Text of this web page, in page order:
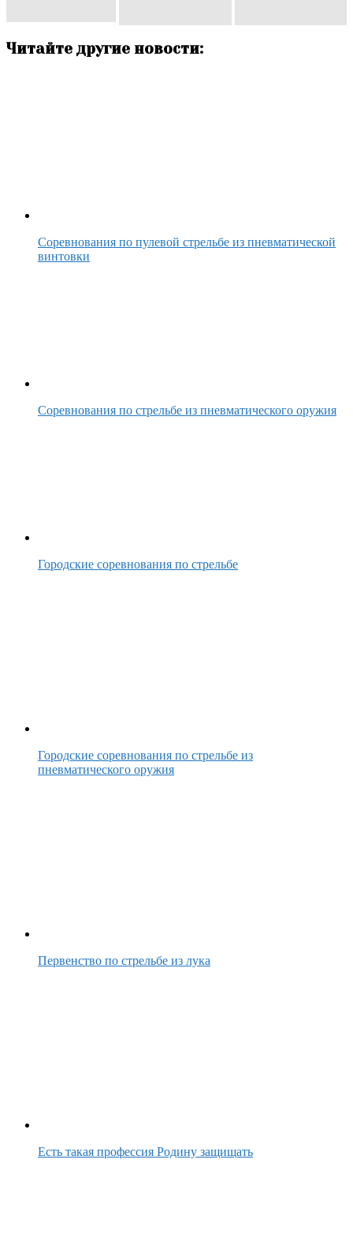
Читайте другие новости:
Соревнования по пулевой стрельбе из пневматической
винтовки
Соревнования по стрельбе из пневматического оружия
Городские соревнования по стрельбе
Городские соревнования по стрельбе из
пневматического оружия
Первенство по стрельбе из лука
Есть такая профессия Родину защищать